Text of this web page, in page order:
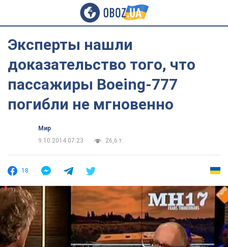
Эксперты нашли
доказательство того, что
пассажиры Boeing-777
погибли не мгновенно
Мир
9.10.2014 07:23
26,6 т.
18